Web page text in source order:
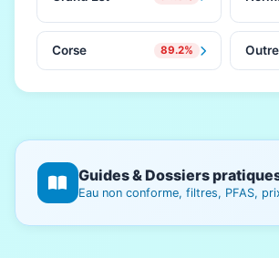
Corse 89.2%
Guides & Dossiers
Eau non conforme, filtres, PFAS,